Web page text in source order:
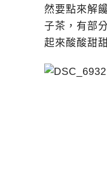
然要點來解
子茶，有部
起來酸酸甜